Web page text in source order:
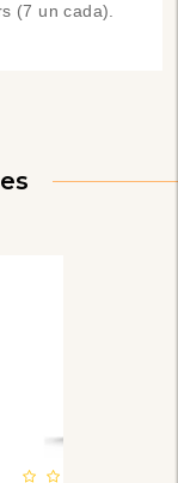
(7 un cada).